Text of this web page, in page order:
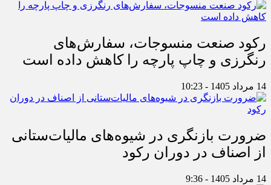
رکود صنعت منسوجات، سفارش‌های
رنگرزی و چاپ پارچه را کاهش داده است
14 مرداد 1405 - 10:23
ضرورت بازنگری در شیوه‌های مالیات‌ستانی
از اصناف در دوران رکود
14 مرداد 1405 - 9:36